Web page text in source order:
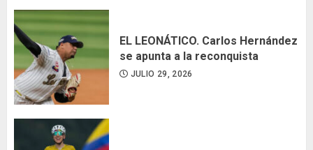
EL LEONÁTICO. Carlos Hernández
se apunta a la reconquista
JULIO 29, 2026